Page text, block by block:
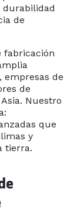
durabilidad
de
fabricación
empresas de
de
Nuestro
que
y
tierra.